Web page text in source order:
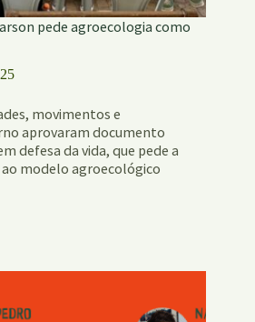
pede agroecologia como
movimentos e
aprovaram documento
defesa da vida, que pede a
modelo agroecológico